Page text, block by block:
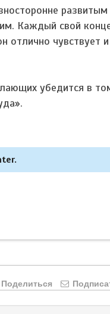
развитым
Каждый свой
отлично чувствует и
убедится в
Поделиться